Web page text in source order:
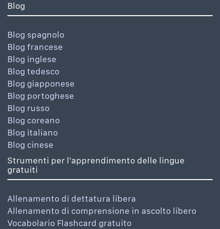
Blog
Blog spagnolo
Blog francese
Blog inglese
Blog tedesco
Blog giapponese
Blog portoghese
Blog russo
Blog coreano
Blog italiano
Blog cinese
Strumenti per l'apprendimento delle lingue
gratuiti
Allenamento di dettatura libera
Allenamento di comprensione in ascolto libero
Vocabolario Flashcard gratuito